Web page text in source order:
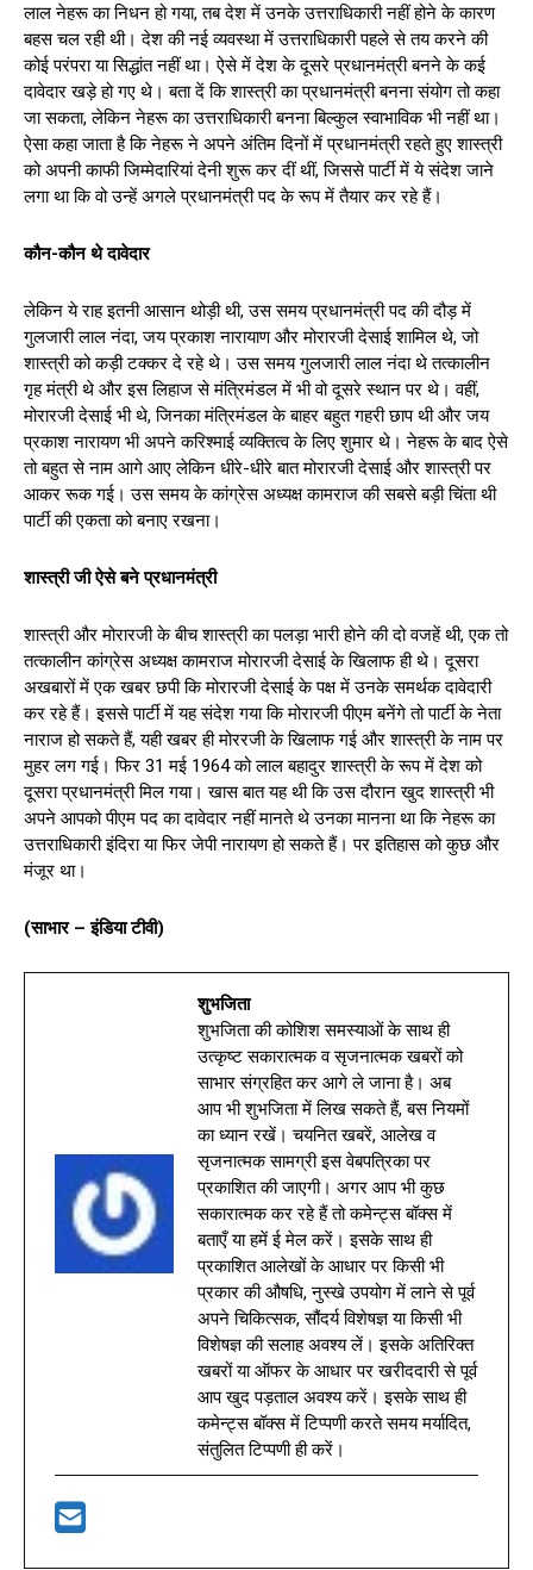
लाल नेहरू का निधन हो गया, तब देश में उनके उत्तराधिकारी नहीं होने के कारण
बहस चल रही थी। देश की नई व्यवस्था में उत्तराधिकारी पहले से तय करने की
कोई परंपरा या सिद्धांत नहीं था। ऐसे में देश के दूसरे प्रधानमंत्री बनने के कई
दावेदार खड़े हो गए थे। बता दें कि शास्त्री का प्रधानमंत्री बनना संयोग तो कहा
जा सकता, लेकिन नेहरू का उत्तराधिकारी बनना बिल्कुल स्वाभाविक भी नहीं था।
ऐसा कहा जाता है कि नेहरू ने अपने अंतिम दिनों में प्रधानमंत्री रहते हुए शास्त्री
को अपनी काफी जिम्मेदारियां देनी शुरू कर दीं थीं, जिससे पार्टी में ये संदेश जाने
लगा था कि वो उन्हें अगले प्रधानमंत्री पद के रूप में तैयार कर रहे हैं।
कौन-कौन थे दावेदार
लेकिन ये राह इतनी आसान थोड़ी थी, उस समय प्रधानमंत्री पद की दौड़ में
गुलजारी लाल नंदा, जय प्रकाश नारायाण और मोरारजी देसाई शामिल थे, जो
शास्त्री को कड़ी टक्कर दे रहे थे। उस समय गुलजारी लाल नंदा थे तत्कालीन
गृह मंत्री थे और इस लिहाज से मंत्रिमंडल में भी वो दूसरे स्थान पर थे। वहीं,
मोरारजी देसाई भी थे, जिनका मंत्रिमंडल के बाहर बहुत गहरी छाप थी और जय
प्रकाश नारायण भी अपने करिश्माई व्यक्तित्व के लिए शुमार थे। नेहरू के बाद ऐसे
तो बहुत से नाम आगे आए लेकिन धीरे-धीरे बात मोरारजी देसाई और शास्त्री पर
आकर रूक गई। उस समय के कांग्रेस अध्यक्ष कामराज की सबसे बड़ी चिंता थी
पार्टी की एकता को बनाए रखना।
शास्त्री जी ऐसे बने प्रधानमंत्री
शास्त्री और मोरारजी के बीच शास्त्री का पलड़ा भारी होने की दो वजहें थी, एक तो
तत्कालीन कांग्रेस अध्यक्ष कामराज मोरारजी देसाई के खिलाफ ही थे। दूसरा
अखबारों में एक खबर छपी कि मोरारजी देसाई के पक्ष में उनके समर्थक दावेदारी
कर रहे हैं। इससे पार्टी में यह संदेश गया कि मोरारजी पीएम बनेंगे तो पार्टी के नेता
नाराज हो सकते हैं, यही खबर ही मोररजी के खिलाफ गई और शास्त्री के नाम पर
मुहर लग गई। फिर 31 मई 1964 को लाल बहादुर शास्त्री के रूप में देश को
दूसरा प्रधानमंत्री मिल गया। खास बात यह थी कि उस दौरान खुद शास्त्री भी
अपने आपको पीएम पद का दावेदार नहीं मानते थे उनका मानना था कि नेहरू का
उत्तराधिकारी इंदिरा या फिर जेपी नारायण हो सकते हैं। पर इतिहास को कुछ और
मंजूर था।
(साभार – इंडिया टीवी)
शुभजिता
शुभजिता की कोशिश समस्याओं के साथ ही
उत्कृष्ट सकारात्मक व सृजनात्मक खबरों को
साभार संग्रहित कर आगे ले जाना है। अब
आप भी शुभजिता में लिख सकते हैं, बस नियमों
का ध्यान रखें। चयनित खबरें, आलेख व
सृजनात्मक सामग्री इस वेबपत्रिका पर
प्रकाशित की जाएगी। अगर आप भी कुछ
सकारात्मक कर रहे हैं तो कमेन्ट्स बॉक्स में
बताएँ या हमें ई मेल करें। इसके साथ ही
प्रकाशित आलेखों के आधार पर किसी भी
प्रकार की औषधि, नुस्खे उपयोग में लाने से पूर्व
अपने चिकित्सक, सौंदर्य विशेषज्ञ या किसी भी
विशेषज्ञ की सलाह अवश्य लें। इसके अतिरिक्त
खबरों या ऑफर के आधार पर खरीददारी से पूर्व
आप खुद पड़ताल अवश्य करें। इसके साथ ही
कमेन्ट्स बॉक्स में टिप्पणी करते समय मर्यादित,
संतुलित टिप्पणी ही करें।